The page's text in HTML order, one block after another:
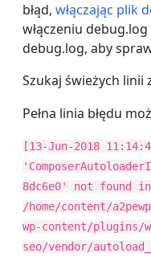
błąd, włączając plik
włączeniu
debug.log, aby
Szukaj świeżych linii
Pełna linia błędu
[13-Jun-2018
8dc6e0' not found in
/home/content/
wp-content/plugins/
seo/vendor/